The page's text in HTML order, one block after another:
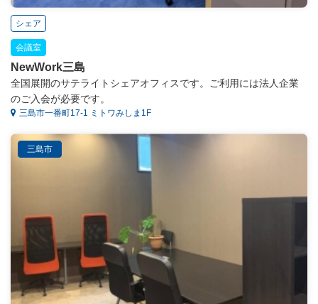
シェア
会議室
NewWork三島
全国展開のサテライトシェアオフィスです。ご利用には法人企業
のご入会が必要です。
三島市一番町17-1 ミトワみしま1F
三島市